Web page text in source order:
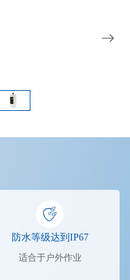
防水等级达到IP67
适合于户外作业